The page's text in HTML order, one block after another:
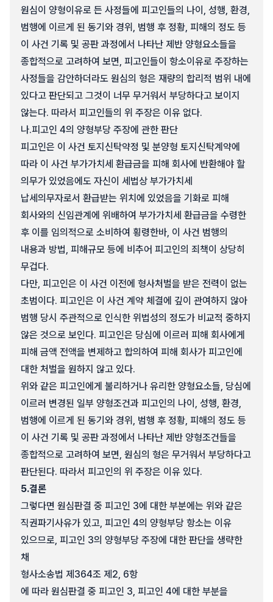
원심이 양형이유로 든 사정들에 피고인들의 나이, 성행, 환경,
범행에 이르게 된 동기와 경위, 범행 후 정황, 피해의 정도 등
이 사건 기록 및 공판 과정에서 나타난 제반 양형요소들을
종합적으로 고려하여 보면, 피고인들이 항소이유로 주장하는
사정들을 감안하더라도 원심의 형은 재량의 합리적 범위 내에
있다고 판단되고 그것이 너무 무거워서 부당하다고 보이지
않는다. 따라서 피고인들의 위 주장은 이유 없다.
나.피고인 4의 양형부당 주장에 관한 판단
피고인은 이 사건 토지신탁약정 및 분양형 토지신탁계약에
따라 이 사건 부가가치세 환급금을 피해 회사에 반환해야 할
의무가 있었음에도 자신이 세법상 부가가치세
납세의무자로서 환급받는 위치에 있었음을 기화로 피해
회사와의 신임관계에 위배하여 부가가치세 환급금을 수령한
후 이를 임의적으로 소비하여 횡령한바, 이 사건 범행의
내용과 방법, 피해규모 등에 비추어 피고인의 죄책이 상당히
무겁다.
다만, 피고인은 이 사건 이전에 형사처벌을 받은 전력이 없는
초범이다. 피고인은 이 사건 계약 체결에 깊이 관여하지 않아
범행 당시 주관적으로 인식한 위법성의 정도가 비교적 중하지
않은 것으로 보인다. 피고인은 당심에 이르러 피해 회사에게
피해 금액 전액을 변제하고 합의하여 피해 회사가 피고인에
대한 처벌을 원하지 않고 있다.
위와 같은 피고인에게 불리하거나 유리한 양형요소들, 당심에
이르러 변경된 일부 양형조건과 피고인의 나이, 성행, 환경,
범행에 이르게 된 동기와 경위, 범행 후 정황, 피해의 정도 등
이 사건 기록 및 공판 과정에서 나타난 제반 양형조건들을
종합적으로 고려하여 보면, 원심의 형은 무거워서 부당하다고
판단된다. 따라서 피고인의 위 주장은 이유 있다.
5.결론
그렇다면 원심판결 중 피고인 3에 대한 부분에는 위와 같은
직권파기사유가 있고, 피고인 4의 양형부당 항소는 이유
있으므로, 피고인 3의 양형부당 주장에 대한 판단을 생략한
채
형사소송법 제364조 제2, 6항
에 따라 원심판결 중 피고인 3, 피고인 4에 대한 부분을